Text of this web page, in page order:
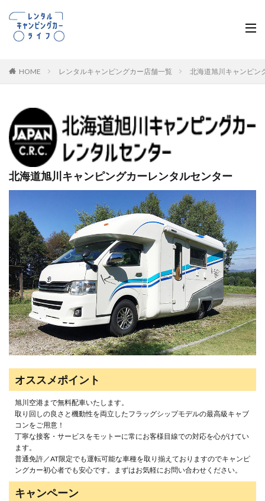
HOME レンタルキャンピングカー店舗一覧 北海道旭川キャンピン
北海道旭川キャンピングカーレンタルセンター
オススメポイント
旭川空港まで無料配車いたします。
取り回しの良さと機動性を両立したフラッグシップモデルの最高級キャブ
コンをご用意！
丁寧な接客・サービスをモットーに常にお客様目線での対応を心がけてい
ます。
普通免許／AT限定でも運転可能な車種を取り揃えておりますのでキャンピ
ングカー初心者でも安心です。まずはお気軽にお問い合わせください。
キャンペーン